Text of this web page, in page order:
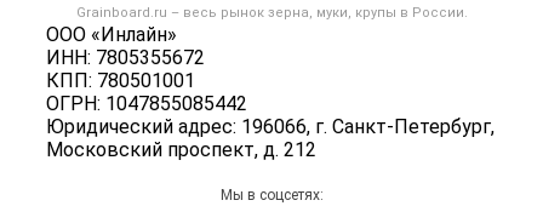
Grainboard.ru – весь рынок зерна, муки, крупы в России.
ООО «Инлайн»
ИНН: 7805355672
КПП: 780501001
ОГРН: 1047855085442
Юридический адрес: 196066, г. Санкт-Петербург,
Московский проспект, д. 212
Политика обработки персональных данных
Мука
Оборудование
Прочее
Мы в соцсетях: